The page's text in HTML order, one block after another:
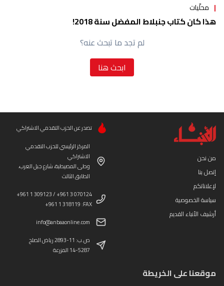
محلّيات
هذا كان كتاب جنبلاط المفضل سنة 2018!
لم تجد ما تبحث عنه؟
ابحث هنا
من نحن
إتصل بنا
لإعلاناتكم
سياسة الخصوصية
أرشيف الأنباء القديم
تصدر عن الحزب التقدمي الاشتراكي
المركز الرئيسي للحزب التقدمي
الاشتراكي
وطى المصيطبة، شارع جبل العرب،
الطابق الثالث
+961 1 309123 / +961 3 070124
+961 1 318119 :FAX
info@anbaaonline.com
ص.ب: 11-2893 رياض الصلح
14-5287 المزرعة
موقعنا على الخريطة